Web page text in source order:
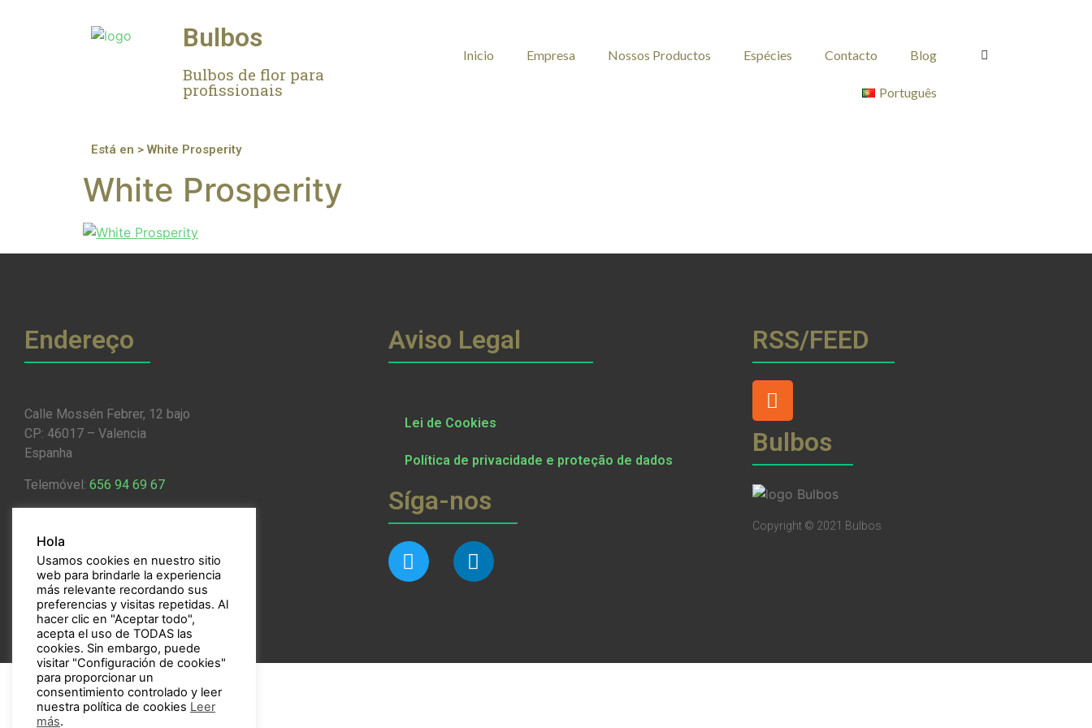
Bulbos
Bulbos de flor para
profissionais
Inicio Empresa Nossos Productos Espécies Contacto Blog
Português
Está en > White Prosperity
White Prosperity
Endereço
Calle Mossén Febrer, 12 bajo
CP: 46017 – Valencia
Espanha
Telemóvel: 656 94 69 67
Aviso Legal
Lei de Cookies
Política de privacidade e proteção de dados
Síga-nos
RSS/FEED
Bulbos
Copyright © 2021 Bulbos
Hola
Usamos cookies en nuestro sitio
web para brindarle la experiencia
más relevante recordando sus
preferencias y visitas repetidas. Al
hacer clic en "Aceptar todo",
acepta el uso de TODAS las
cookies. Sin embargo, puede
visitar "Configuración de cookies"
para proporcionar un
consentimiento controlado y leer
nuestra política de cookies Leer
más.